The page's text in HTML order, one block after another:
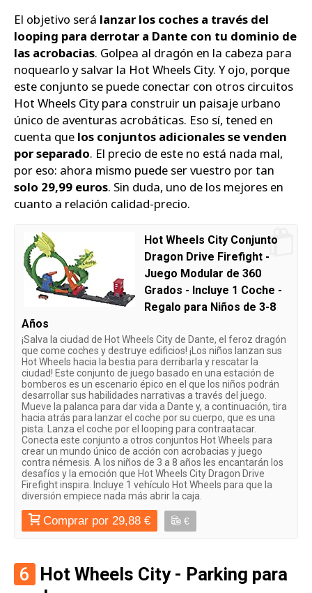
El objetivo será lanzar los coches a través del
looping para derrotar a Dante con tu dominio de
las acrobacias. Golpea al dragón en la cabeza para
noquearlo y salvar la Hot Wheels City. Y ojo, porque
este conjunto se puede conectar con otros circuitos
Hot Wheels City para construir un paisaje urbano
único de aventuras acrobáticas. Eso sí, tened en
cuenta que los conjuntos adicionales se venden
por separado. El precio de este no está nada mal,
por eso: ahora mismo puede ser vuestro por tan
solo 29,99 euros. Sin duda, uno de los mejores en
cuanto a relación calidad-precio.
Hot Wheels City Conjunto
Dragon Drive Firefight -
Juego Modular de 360
Grados - Incluye 1 Coche -
Regalo para Niños de 3-8
Años
¡Salva la ciudad de Hot Wheels City de Dante, el feroz dragón
que come coches y destruye edificios! ¡Los niños lanzan sus
Hot Wheels hacia la bestia para derribarla y rescatar la
ciudad! Este conjunto de juego basado en una estación de
bomberos es un escenario épico en el que los niños podrán
desarrollar sus habilidades narrativas a través del juego.
Mueve la palanca para dar vida a Dante y, a continuación, tira
hacia atrás para lanzar el coche por su cuerpo, que es una
pista. Lanza el coche por el looping para contraatacar.
Conecta este conjunto a otros conjuntos Hot Wheels para
crear un mundo único de acción con acrobacias y juego
contra némesis. A los niños de 3 a 8 años les encantarán los
desafíos y la emoción que Hot Wheels City Dragon Drive
Firefight inspira. Incluye 1 vehículo Hot Wheels para que la
diversión empiece nada más abrir la caja.
Comprar por 29,88 € €
6 Hot Wheels City - Parking para